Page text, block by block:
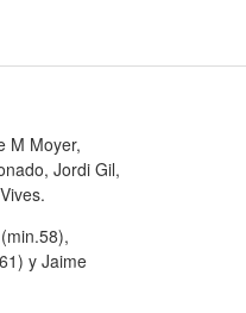
M Moyer,
Jordi Gil,
y Jaime